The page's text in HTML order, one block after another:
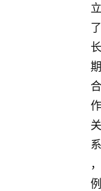
立
了
长
期
合
作
关
系
，
例